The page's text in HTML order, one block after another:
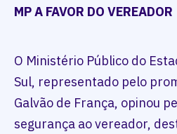
MP A FAVOR DO VEREADOR
O Ministério Público do
Sul, representado pelo
Galvão de França, opinou
segurança ao vereador,